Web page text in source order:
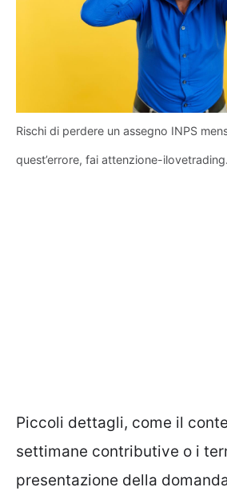
Rischi di perdere un assegno INPS
quest’errore, fai attenzione-
Piccoli dettagli, come il
settimane contributive o i
presentazione della